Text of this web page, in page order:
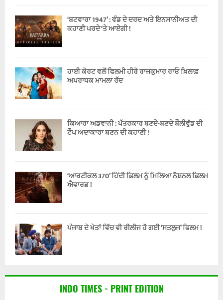
‘ਬਟਵਾਰਾ 1947’ : ਵੰਡ ਦੇ ਦਰਦ ਅਤੇ ਇਨਸਾਨੀਅਤ ਦੀ
ਕਹਾਣੀ ਪਰਦੇ ‘ਤੇ ਆਏਗੀ !
ਹਾਈ ਕੋਰਟ ਵਲੋਂ ਫਿਲਮੀ ਹੀਰੋ ਰਾਜਕੁਮਾਰ ਰਾਓ ਖ਼ਿਲਾਫ਼
ਅਪਰਾਧਕ ਮਾਮਲਾ ਰੱਦ
ਕਿਆਰਾ ਅਡਵਾਨੀ : ਪੱਤਰਕਾਰ ਬਣਦੇ-ਬਣਦੇ ਬੌਲੀਵੁੱਡ ਦੀ
ਟੌਪ ਅਦਾਕਾਰਾ ਬਣਨ ਦੀ ਕਹਾਣੀ !
‘ਆਰਟੀਕਲ 370’ ਹਿੰਦੀ ਫ਼ਿਲਮ ਨੂੰ ਮਿਲਿਆ ਨੈਸ਼ਨਲ ਫ਼ਿਲਮ
ਐਵਾਰਡ !
ਪੰਜਾਬ ਦੇ ਖੇਤਾਂ ਵਿੱਚ ਵੀ ਰੀਲੀਜ ਹੋ ਗਈ ‘ਸਤਲੁਜ’ ਫਿਲਮ !
INDO TIMES - PRINT EDITION